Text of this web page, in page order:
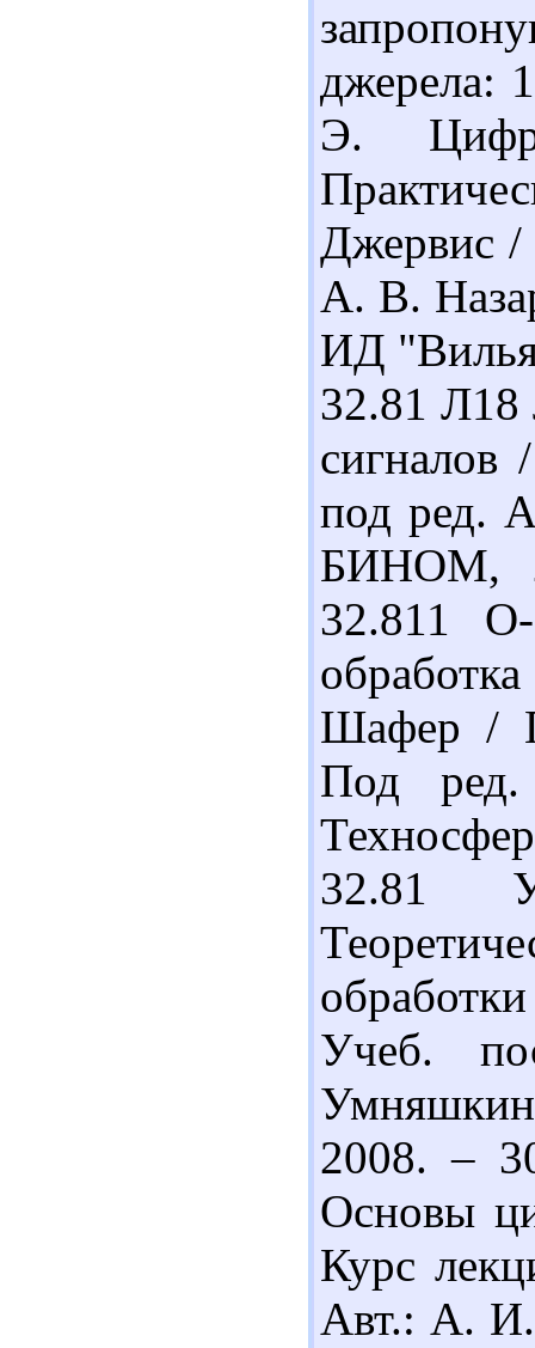
джерела:
Э.
Джервис
А. В.
ИД
32.81 Л18
сигналов
под ред.
БИНОМ,
32.811
Шафер /
Под
32.81
Учеб.
2008. –
Основы
Курс
Авт.: А.